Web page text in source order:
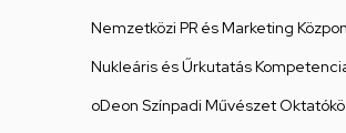
Nemzetközi PR és Marketing
Nukleáris és Űrkutatás
oDeon Színpadi Művészet